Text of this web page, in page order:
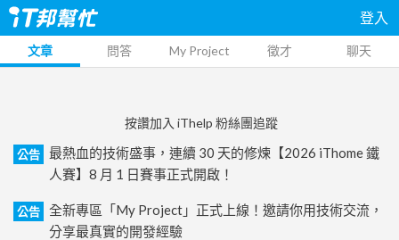
登入
文章 問答 My Project 徵才 聊天
按讚加入 iThelp 粉絲團追蹤
公告
最熱血的技術盛事，連續 30 天的修煉【2026 iThome 鐵
人賽】8 月 1 日賽事正式開啟！
公告
全新專區「My Project」正式上線！邀請你用技術交流，
分享最真實的開發經驗